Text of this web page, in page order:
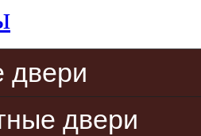
двери
двери